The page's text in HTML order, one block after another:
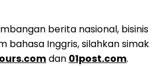
berita nasional, bisinis
bahasa Inggris, silahkan simak
dan 01post.com.